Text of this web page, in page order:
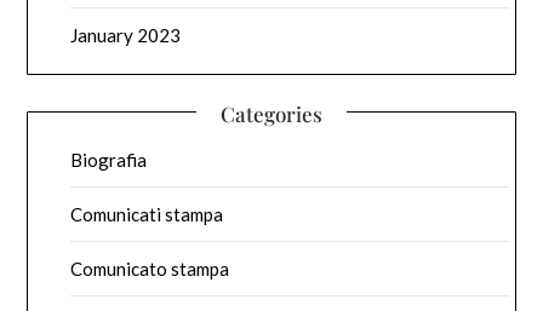
January 2023
Categories
Biografia
Comunicati stampa
Comunicato stampa